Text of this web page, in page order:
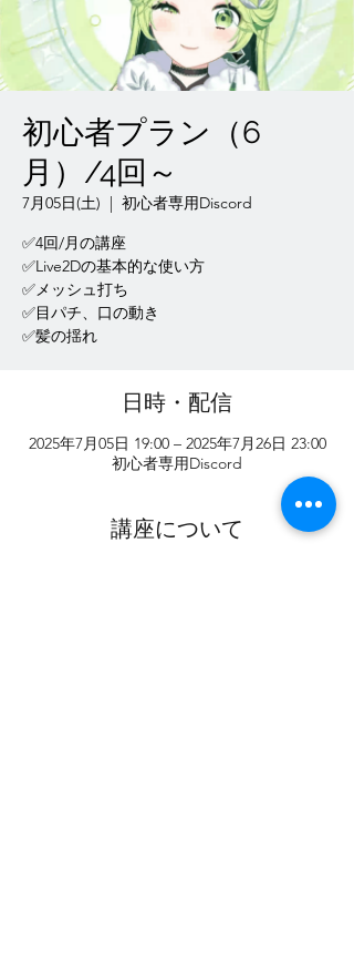
初心者プラン（6
月）/4回～
7月05日(土)
  |
初心者専用Discord
✅4回/月の講座
✅Live2Dの基本的な使い方
✅メッシュ打ち
✅目パチ、口の動き
✅髪の揺れ
日時・配信
2025年7月05日 19:00 – 2025年7月26日 23:00
初心者専用Discord
講座について